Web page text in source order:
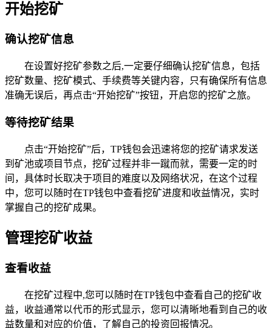
开始挖矿
确认挖矿信息
在设置好挖矿参数之后,一定要仔细确认挖矿信息，包括
挖矿数量、挖矿模式、手续费等关键内容，只有确保所有信息
准确无误后，再点击“开始挖矿”按钮，开启您的挖矿之旅。
等待挖矿结果
点击“开始挖矿”后，TP钱包会迅速将您的挖矿请求发送
到矿池或项目节点，挖矿过程并非一蹴而就，需要一定的时
间，具体时长取决于项目的难度以及网络状况，在这个过程
中，您可以随时在TP钱包中查看挖矿进度和收益情况，实时
掌握自己的挖矿成果。
管理挖矿收益
查看收益
在挖矿过程中,您可以随时在TP钱包中查看自己的挖矿收
益，收益通常以代币的形式显示，您可以清晰地看到自己的收
益数量和对应的价值，了解自己的投资回报情况。